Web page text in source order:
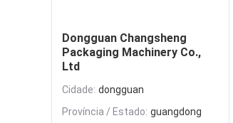
Dongguan Changsheng
Packaging Machinery Co.,
Ltd
Cidade: dongguan
Província / Estado: guangdong